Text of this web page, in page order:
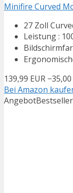
Minifire Curved
27 Zoll
Leistung :
139,99 EUR −35,00
Bei Amazon
Angebot